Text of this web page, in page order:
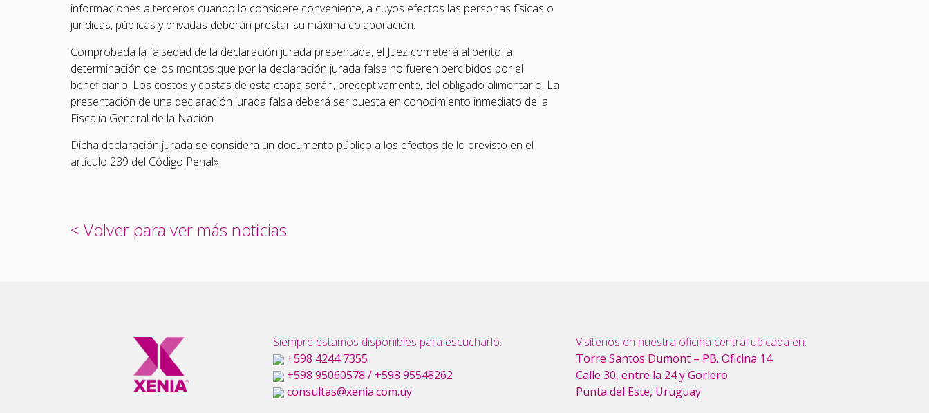
informaciones a terceros cuando lo considere conveniente, a cuyos efectos las personas físicas o
jurídicas, públicas y privadas deberán prestar su máxima colaboración.
Comprobada la falsedad de la declaración jurada presentada, el Juez cometerá al perito la
determinación de los montos que por la declaración jurada falsa no fueren percibidos por el
beneficiario. Los costos y costas de esta etapa serán, preceptivamente, del obligado alimentario. La
presentación de una declaración jurada falsa deberá ser puesta en conocimiento inmediato de la
Fiscalía General de la Nación.
Dicha declaración jurada se considera un documento público a los efectos de lo previsto en el
artículo 239 del Código Penal».
< Volver para ver más noticias
Siempre estamos disponibles para escucharlo.
+598 4244 7355
+598 95060578 / +598 95548262
consultas@xenia.com.uy
Visítenos en nuestra oficina central ubicada en:
Torre Santos Dumont – PB. Oficina 14
Calle 30, entre la 24 y Gorlero
Punta del Este, Uruguay